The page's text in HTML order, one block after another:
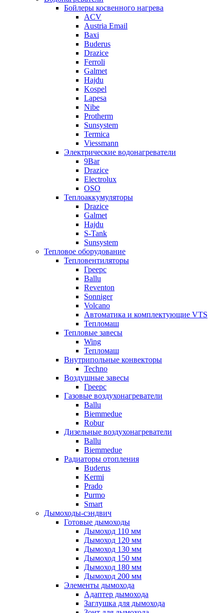
Бойлеры косвенного нагрева
ACV
Austria Email
Baxi
Buderus
Drazice
Ferroli
Galmet
Hajdu
Kospel
Lapesa
Nibe
Protherm
Sunsystem
Termica
Viessmann
Электрические водонагреватели
9Bar
Drazice
Electrolux
OSO
Теплоаккумуляторы
Drazice
Galmet
Hajdu
S-Tank
Sunsystem
Тепловое оборудование
Тепловентиляторы
Греерс
Ballu
Reventon
Sonniger
Volcano
Автоматика и комплектующие VTS
Тепломаш
Тепловые завесы
Wing
Тепломаш
Внутрипольные конвекторы
Techno
Воздушные завесы
Греерс
Газовые воздухонагреватели
Ballu
Biemmedue
Robur
Дизельные воздухонагреватели
Ballu
Biemmedue
Радиаторы отопления
Buderus
Kermi
Prado
Purmo
Smart
Дымоходы-сэндвич
Готовые дымоходы
Дымоход 110 мм
Дымоход 120 мм
Дымоход 130 мм
Дымоход 150 мм
Дымоход 180 мм
Дымоход 200 мм
Элементы дымохода
Адаптер дымохода
Заглушка для дымохода